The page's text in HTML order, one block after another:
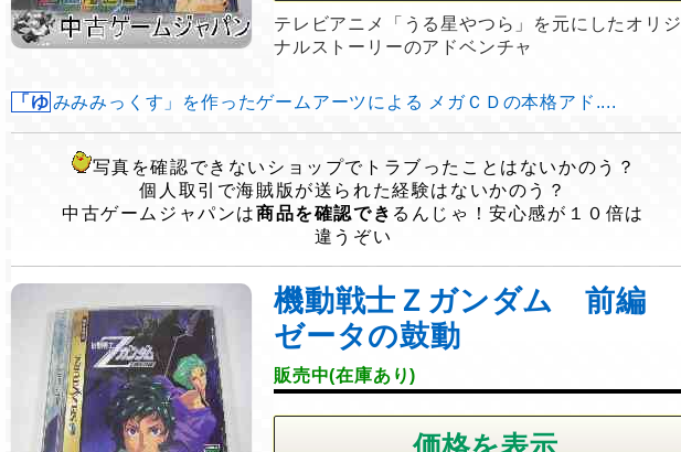
テレビアニメ「うる星やつら」を元にしたオリジ
ナルストーリーのアドベンチャ
「ゆみみみっくす」を作ったゲームアーツによる メガＣＤの本格アド....
写真を確認できないショップでトラブったことはないかのう？
個人取引で海賊版が送られた経験はないかのう？
中古ゲームジャパンは商品を確認でき るんじゃ！安心感が１０倍は
違うぞい
機動戦士Ｚガンダム 前編
ゼータの鼓動
販売中(在庫あり)